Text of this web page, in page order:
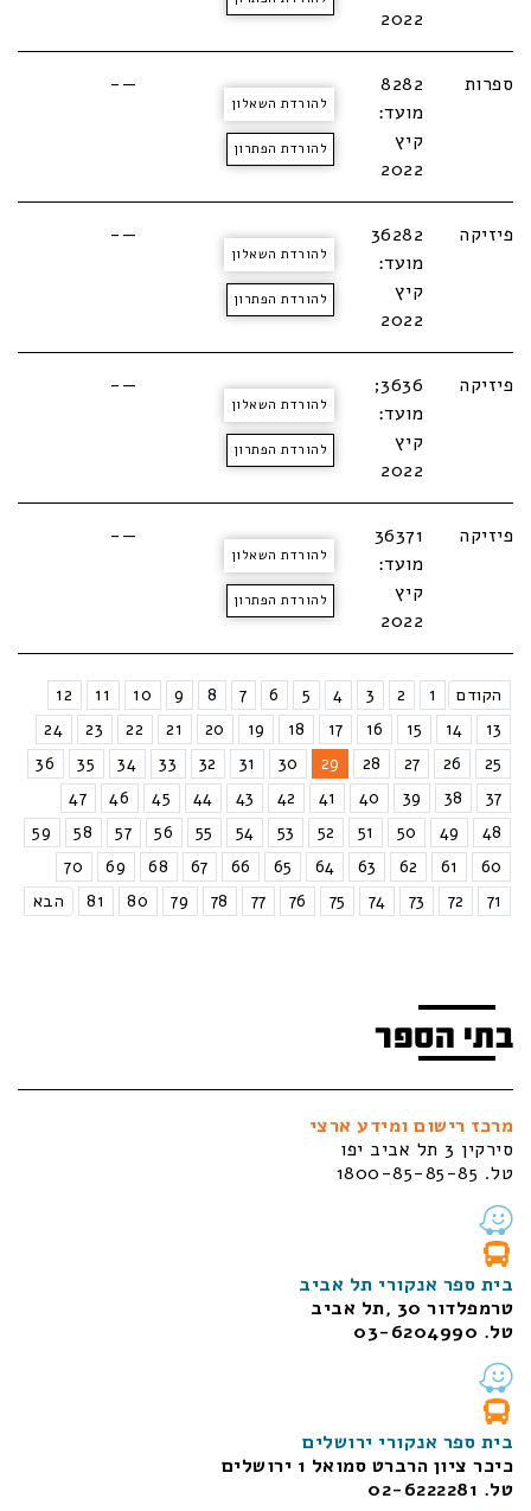
2022
ספרות
8282
מועד:
קיץ
2022
להורדת השאלון
להורדת הפתרון
—-
פיזיקה
36282
מועד:
קיץ
2022
להורדת השאלון
להורדת הפתרון
—-
פיזיקה
3636;
מועד:
קיץ
2022
להורדת השאלון
להורדת הפתרון
—-
פיזיקה
36371
מועד:
קיץ
2022
להורדת השאלון
להורדת הפתרון
—-
הקודם 1
2
3
4
5
6
7
8
9
10
11
12
13
14
15
16
17
18
19
20
21
22
23
24
25
26
27
28
29
30
31
32
33
34
35
36
37
38
39
40
41
42
43
44
45
46
47
48
49
50
51
52
53
54
55
56
57
58
59
60
61
62
63
64
65
66
67
68
69
70
71
72
73
74
75
76
77
78
79
80
81 הבא
בתי הספר
מרכז רישום ומידע ארצי
סירקין 3 תל אביב יפו
טל. 1800-85-85-85
בית ספר אנקורי תל אביב
טרמפלדור 30 ,תל אביב
טל. 03-6204990
בית ספר אנקורי ירושלים
כיכר ציון הרברט סמואל 1
ירושלים
טל. 02-6222281